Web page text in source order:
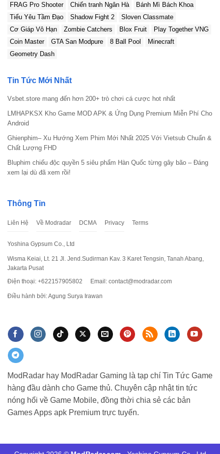
FRAG Pro Shooter Chiến tranh Ngân Hà
Bánh Mì Bách Khoa
Tiểu Yêu Tầm Đạo
Shadow Fight 2
Sloven Classmate
Cơ Giáp Vô Hạn
Zombie Catchers Blox Fruit
Play Together VNG
Coin Master
GTA San Modpure 8 Ball Pool
Minecraft
Geometry Dash
Tin Tức Mới Nhất
Vsbet.store mang đến hơn 200+ trò chơi cá cược hot nhất
LMHAPKSX Kho Game MOD APK & Ứng Dụng Premium Miễn Phí Cho
Android
Ghienphim– Xu Hướng Xem Phim Mới Nhất 2025 Với Vietsub Chuẩn &
Chất Lượng FHD
Bluphim chiếu độc quyền 5 siêu phẩm Hàn Quốc từng gây bão – Đáng
xem lại dù đã xem rồi!
Thông Tin
Liên Hệ Về Modradar DCMA Privacy Terms
Yoshina Gypsum Co., Ltd
Wisma Keiai, Lt. 21 Jl. Jend.Sudirman Kav. 3 Karet Tengsin, Tanah Abang,
Jakarta Pusat
Điện thoại: +622157905802
Email: contact@modradar.com
Điều hành bởi: Agung Surya Irawan
ModRadar hay ModRadar Gaming là tạp chí Tin Tức Game
hàng đầu dành cho Game thủ. Chuyên cập nhật tin tức
nóng hổi về Game Mobile, đồng thời chia sẻ các bản
Games Apps apk Premium trực tuyến.